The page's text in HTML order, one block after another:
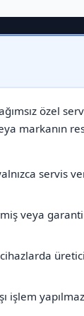
özel
markanın
servis
veya garanti
işlem